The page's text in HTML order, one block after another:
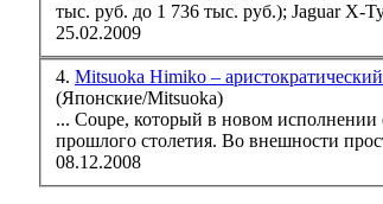
тыс. руб. до 1 736 тыс. руб.); JaguarX-
25.02.2009
4. Mitsuoka Himiko –
(Японские/Mitsuoka)
... Coupe, который в новом исполнении
прошлого столетия. Во внешности
08.12.2008